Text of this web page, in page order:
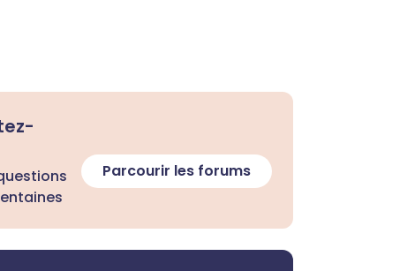
Parcourir les forums